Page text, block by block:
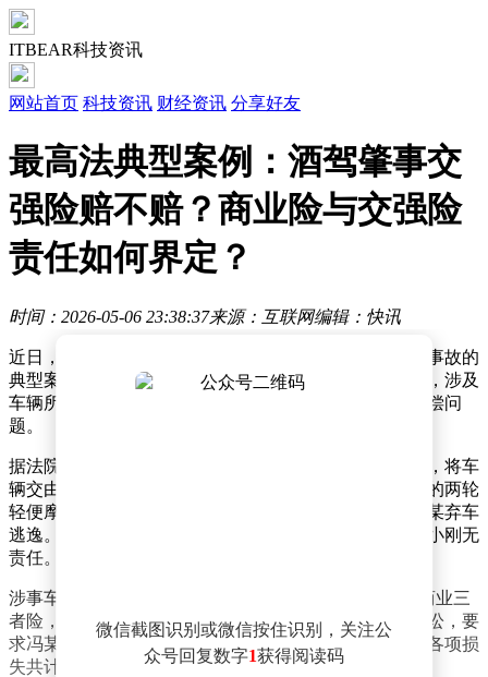
ITBEAR科技资讯
网站首页 科技资讯 财经资讯 分享好友
最高法典型案例：酒驾肇事交
强险赔不赔？商业险与交强险
责任如何界定？
时间：2026-05-06 23:38:37来源：互联网编辑：快讯
近日，最高人民法院公布了一起涉及酒后驾车引发交通事故的
典型案例，引发社会广泛关注。该案例发生在安徽蚌埠，涉及
车辆所有人、驾驶人以及保险公司之间的责任认定与赔偿问
题。
据法院审理查明，车辆所有人张某某与冯某同桌饮酒后，将车
辆交由冯某驾驶。冯某在超速行驶过程中，与小刚驾驶的两轮
轻便摩托车发生碰撞，导致小刚受伤。事故发生后，冯某弃车
逃逸。经公安交管部门认定，冯某承担事故全部责任，小刚无
责任。
涉事车辆在某保险公司投保了交强险和300万元保额的商业三
者险，事故发生在保险期间内。小刚随后向法院提起诉讼，要
求冯某、张某某和保险公司赔偿医疗费、伤残赔偿金等各项损
失共计17万余元。
微信截图识别或微信按住识别，关注公
众号回复数字1获得阅读码